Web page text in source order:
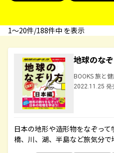
1〜20件/188件中 を表示
地球のな
BOOKS 旅と
2022.11.25 発
日本の地形や造形物をなぞっ
橋、川、湖、半島など旅気分で